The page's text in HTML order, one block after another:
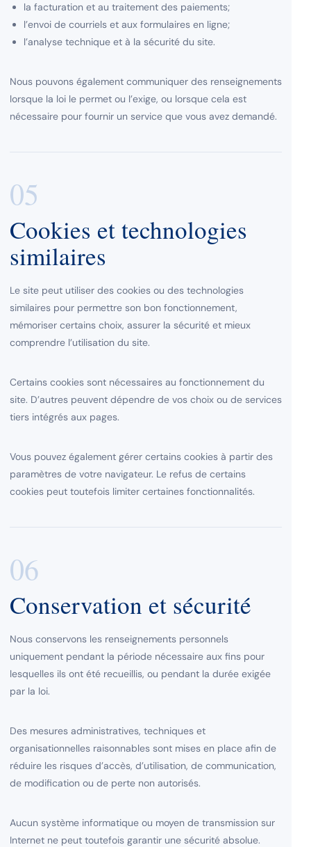
la facturation et au traitement des paiements;
l’envoi de courriels et aux formulaires en ligne;
l’analyse technique et à la sécurité du site.
Nous pouvons également communiquer des renseignements
lorsque la loi le permet ou l’exige, ou lorsque cela est
nécessaire pour fournir un service que vous avez demandé.
05
Cookies et technologies
similaires
Le site peut utiliser des cookies ou des technologies
similaires pour permettre son bon fonctionnement,
mémoriser certains choix, assurer la sécurité et mieux
comprendre l’utilisation du site.
Certains cookies sont nécessaires au fonctionnement du
site. D’autres peuvent dépendre de vos choix ou de services
tiers intégrés aux pages.
Vous pouvez également gérer certains cookies à partir des
paramètres de votre navigateur. Le refus de certains
cookies peut toutefois limiter certaines fonctionnalités.
06
Conservation et sécurité
Nous conservons les renseignements personnels
uniquement pendant la période nécessaire aux fins pour
lesquelles ils ont été recueillis, ou pendant la durée exigée
par la loi.
Des mesures administratives, techniques et
organisationnelles raisonnables sont mises en place afin de
réduire les risques d’accès, d’utilisation, de communication,
de modification ou de perte non autorisés.
Aucun système informatique ou moyen de transmission sur
Internet ne peut toutefois garantir une sécurité absolue.